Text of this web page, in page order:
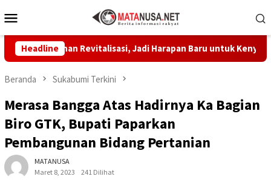
ke
Mobile
HeadlineRevitalisasi, Jadi Harapan Baru untuk Kenyamanan
Beranda Sukabumi Terkini
Merasa Bangga Atas Hadirnya Ka Bagian
Biro GTK, Bupati Paparkan
Pembangunan Bidang Pertanian
MATANUSA
Maret 8, 2023
241 Dilihat